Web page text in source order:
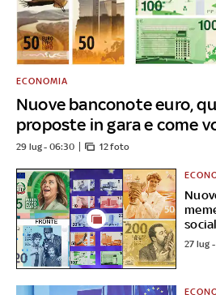
Nuove banconote euro,
proposte in gara e come
ECONOMIA
29 lug - 06:30 12 foto
27 lug